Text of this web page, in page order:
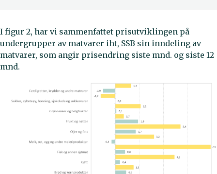
I figur 2, har vi sammenfattet prisutviklingen på
undergrupper av matvarer iht, SSB sin inndeling av
matvarer, som angir prisendring siste mnd. og siste 12
mnd.